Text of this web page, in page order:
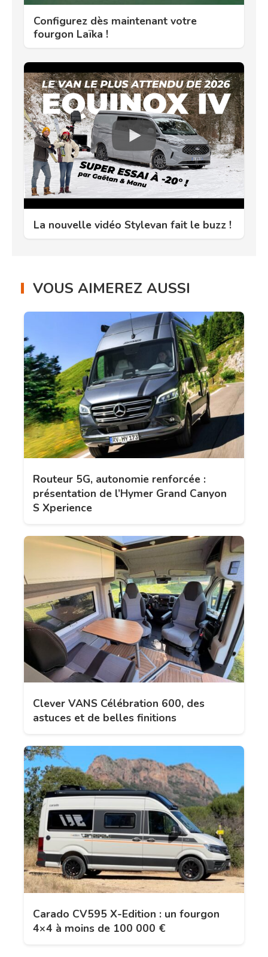
Configurez dès maintenant votre
fourgon Laïka !
La nouvelle vidéo Stylevan fait le buzz !
VOUS AIMEREZ AUSSI
Routeur 5G, autonomie renforcée :
présentation de l’Hymer Grand Canyon
S Xperience
Clever VANS Célébration 600, des
astuces et de belles finitions
Carado CV595 X-Edition : un fourgon
4×4 à moins de 100 000 €